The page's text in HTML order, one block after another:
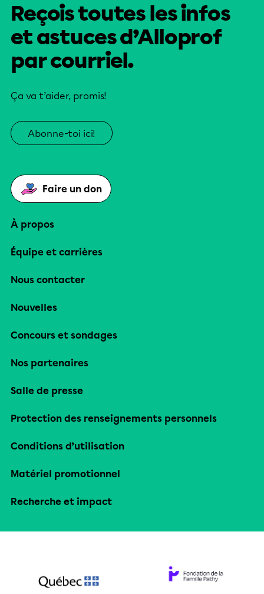
Reçois toutes les infos
et astuces d’Alloprof
par courriel.
Ça va t’aider, promis!
Abonne-toi ici!
Faire un don
À propos
Équipe et carrières
Nous contacter
Nouvelles
Concours et sondages
Nos partenaires
Salle de presse
Protection des renseignements personnels
Conditions d’utilisation
Matériel promotionnel
Recherche et impact